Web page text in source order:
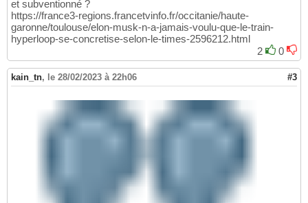
et subventionné ?
https://france3-regions.francetvinfo.fr/occitanie/haute-
garonne/toulouse/elon-musk-n-a-jamais-voulu-que-le-train-
hyperloop-se-concretise-selon-le-times-2596212.html
2
0
kain_tn, le 28/02/2023 à 22h06 #3